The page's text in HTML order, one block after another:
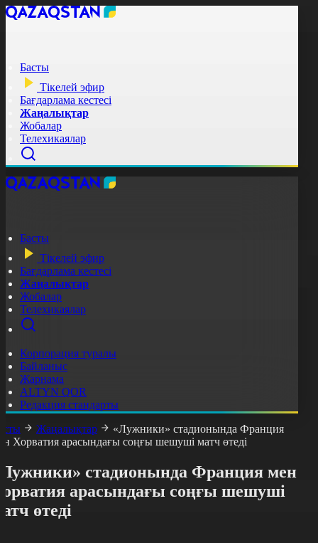
Басты
Тікелей эфир
Бағдарлама кестесі
Жаңалықтар
Жобалар
Телехикаялар
Басты
Тікелей эфир
Бағдарлама кестесі
Жаңалықтар
Жобалар
Телехикаялар
Корпорация туралы
Байланыс
Жарнама
ALTYN QOR
Редакция стандарты
Жаңалықтар
«Лужники» стадионында Франция
Хорватия арасындағы соңғы шешуші матч өтеді
стадионында Франция мен
арасындағы соңғы шешуші
өтеді